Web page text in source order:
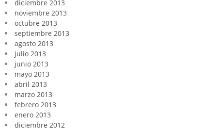
diciembre 2013
noviembre 2013
octubre 2013
septiembre 2013
agosto 2013
julio 2013
junio 2013
mayo 2013
abril 2013
marzo 2013
febrero 2013
enero 2013
diciembre 2012